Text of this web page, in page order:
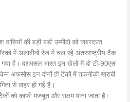
की बड़ी बड़ी उम्मीदों को जबरदस्त
में अलाबीनो रेंज में चल रहे अंतरराष्ट्रीय टैंक
गया है। दरअसल भारत इन खेलों में दो टी-90एस
अफसोस इन दोनों ही टैंकों में तकनीकी खराबी
से बाहर हो गई है।
को काफी मजबूत और सक्षम माना जाता है।